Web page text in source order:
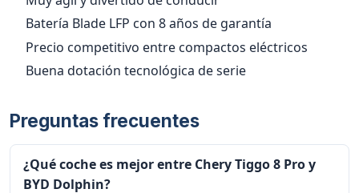
Batería Blade LFP con 8 años de garantía
Precio competitivo entre compactos eléctricos
Buena dotación tecnológica de serie
Preguntas frecuentes
¿Qué coche es mejor entre Chery Tiggo 8 Pro y
BYD Dolphin?